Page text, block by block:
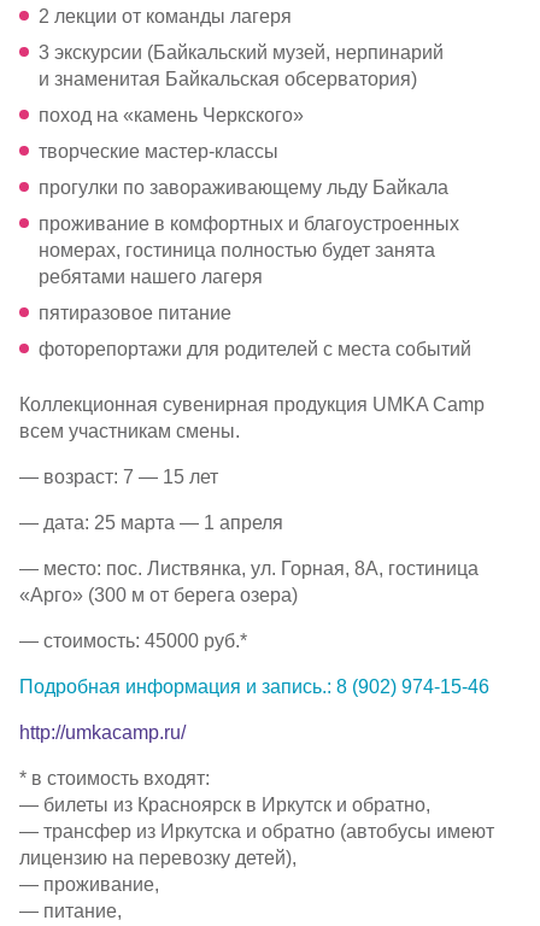
2 лекции от команды лагеря
3 экскурсии (Байкальский музей, нерпинарий
и знаменитая Байкальская обсерватория)
поход на «камень Черкского»
творческие мастер-классы
прогулки по завораживающему льду Байкала
проживание в комфортных и благоустроенных
номерах, гостиница полностью будет занята
ребятами нашего лагеря
пятиразовое питание
фоторепортажи для родителей с места событий
Коллекционная сувенирная продукция UMKA Camp
всем участникам смены.
— возраст: 7 — 15 лет
— дата: 25 марта — 1 апреля
— место: пос. Листвянка, ул. Горная, 8А, гостиница
«Арго» (300 м от берега озера)
— стоимость: 45000 руб.*
Подробная информация и запись.: 8 (902) 974-15-46
http://umkacamp.ru/
* в стоимость входят:
— билеты из Красноярск в Иркутск и обратно,
— трансфер из Иркутска и обратно (автобусы имеют
лицензию на перевозку детей),
— проживание,
— питание,